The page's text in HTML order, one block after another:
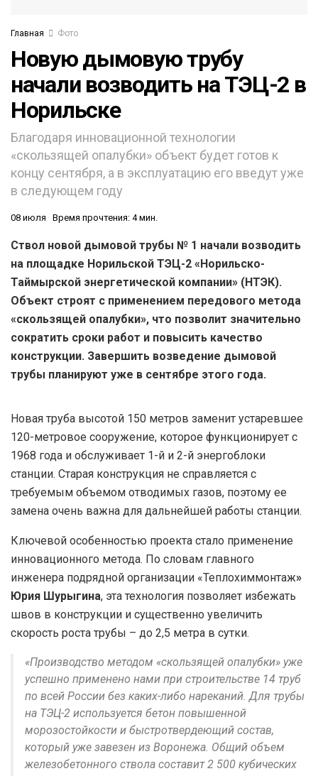
Главная Фото
Новую дымовую трубу
начали возводить на ТЭЦ-2 в
Норильске
Благодаря инновационной технологии
«скользящей опалубки» объект будет готов к
концу сентября, а в эксплуатацию его введут уже
в следующем году
08 июля Время прочтения: 4 мин.
Ствол новой дымовой трубы № 1 начали возводить
на площадке Норильской ТЭЦ-2 «Норильско-
Таймырской энергетической компании» (НТЭК).
Объект строят с применением передового метода
«скользящей опалубки», что позволит значительно
сократить сроки работ и повысить качество
конструкции. Завершить возведение дымовой
трубы планируют уже в сентябре этого года.
Новая труба высотой 150 метров заменит устаревшее
120-метровое сооружение, которое функционирует с
1968 года и обслуживает 1-й и 2-й энергоблоки
станции. Старая конструкция не справляется с
требуемым объемом отводимых газов, поэтому ее
замена очень важна для дальнейшей работы станции.
Ключевой особенностью проекта стало применение
инновационного метода. По словам главного
инженера подрядной организации «Теплохиммонтаж»
Юрия Шурыгина, эта технология позволяет избежать
швов в конструкции и существенно увеличить
скорость роста трубы – до 2,5 метра в сутки.
«Производство методом «скользящей опалубки» уже
успешно применено нами при строительстве 14 труб
по всей России без каких-либо нареканий. Для трубы
на ТЭЦ-2 используется бетон повышенной
морозостойкости и быстротвердеющий состав,
который уже завезен из Воронежа. Общий объем
железобетонного ствола составит 2 500 кубических